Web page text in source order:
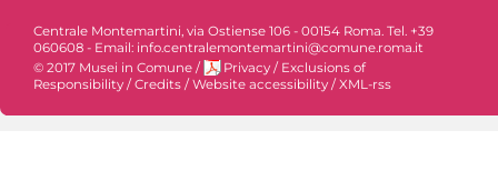
Centrale Montemartini, via Ostiense 106 - 00154 Roma. Tel. +39
060608 - Email: info.centralemontemartini@comune.roma.it
© 2017 Musei in Comune / Privacy / Exclusions of
Responsibility / Credits / Website accessibility / XML-rss